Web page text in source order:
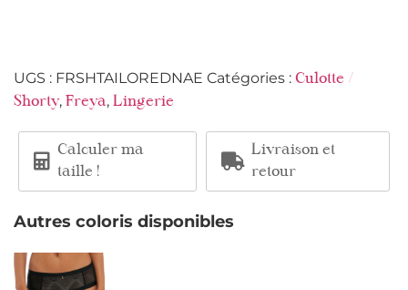
UGS : FRSHTAILOREDNAE Catégories : Culotte /
Shorty, Freya, Lingerie
Calculer ma
taille !
Livraison et
retour
Autres coloris disponibles